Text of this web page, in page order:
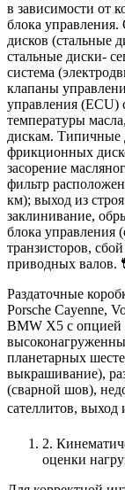
в зависимости от
блока
дисков (стальные
стальные диски-
система
клапаны
управления (ECU)
температуры
дискам. Типичные
фрикционных
засорение
фильтр
км); выход из
заклинивание,
блока управления
транзисторов,
приводных валов.
Раздаточные
Porsche Cayenne,
BMW X5 с опцией
планетарных
выкрашивание),
(сварной шов),
сателлитов, выход
2.
оценки